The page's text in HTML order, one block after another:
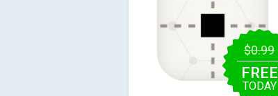
$0.99
FREE
TODAY